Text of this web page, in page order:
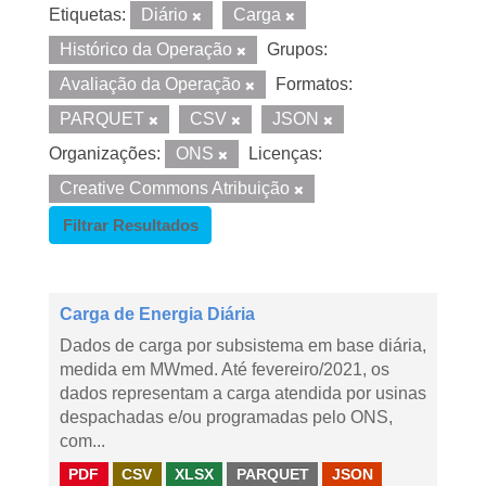
Etiquetas: Diário
Carga
Histórico da Operação
Grupos:
Avaliação da Operação
Formatos:
PARQUET
CSV
JSON
Organizações:
ONS
Licenças:
Creative Commons Atribuição
Filtrar Resultados
Carga de Energia Diária
Dados de carga por subsistema em base diária,
medida em MWmed. Até fevereiro/2021, os
dados representam a carga atendida por usinas
despachadas e/ou programadas pelo ONS,
com...
PDF CSV XLSX PARQUET JSON